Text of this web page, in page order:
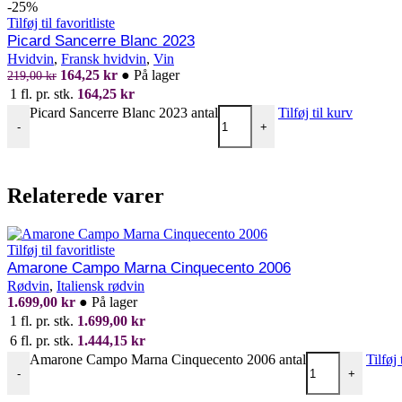
-25%
Tilføj til favoritliste
Picard Sancerre Blanc 2023
Hvidvin, Fransk hvidvin, Vin
219,00kr 164,25 kr ● På lager
1 fl. pr. stk. 164,25 kr
-
Picard Sancerre Blanc 2023 antal
+
Tilføj til kurv
Relaterede varer
Tilføj til favoritliste
Amarone Campo Marna Cinquecento 2006
Rødvin, Italiensk rødvin
1.699,00 kr ● På lager
1 fl. pr. stk. 1.699,00 kr
6 fl. pr. stk. 1.444,15 kr
-
Amarone Campo Marna Cinquecento 2006 antal
+
Tilføj